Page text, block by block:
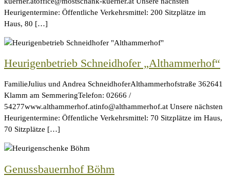
Heurigentermine: Öffentliche Verkehrsmittel: 200 Sitzplätze im
Haus, 80 […]
Heurigenbetrieb Schneidhofer „Althammerhof“
FamilieJulius und Andrea SchneidhoferAlthammerhofstraße 362641
Klamm am SemmeringTelefon: 02666 /
54277www.althammerhof.atinfo@althammerhof.at Unsere nächsten
Heurigentermine: Öffentliche Verkehrsmittel: 70 Sitzplätze im Haus,
70 Sitzplätze […]
Genussbauernhof Böhm